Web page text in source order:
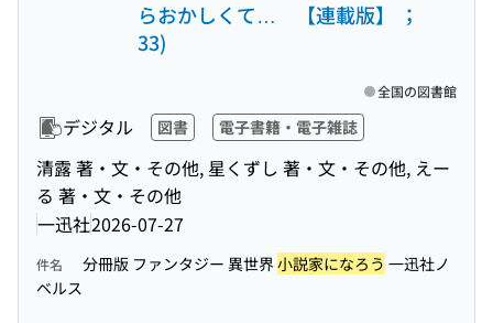
らおかしくて… 【連載版】 ；
33)
デジタル 図書 電子書籍・電子雑誌
清露 著・文・その他, 星くずし 著・文・その他, えー
る 著・文・その他
一迅社2026-07-27
全国の図書館
件名 分冊版 ファンタジー 異世界小説家になろう 一迅社ノ
ベルス